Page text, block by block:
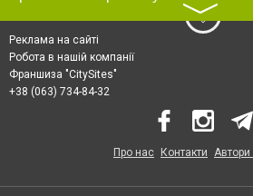
〉
Реклама на сайті
Робота в нашій компанії
Франшиза "CitySites"
+38 (063) 734-84-32
Про нас Контакти Автори